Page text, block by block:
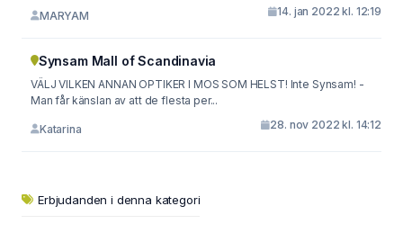
MARYAM 14. jan 2022 kl. 12:19
Synsam Mall of Scandinavia
VÄLJ VILKEN ANNAN OPTIKER I MOS SOM HELST! Inte Synsam! -
Man får känslan av att de flesta per...
Katarina 28. nov 2022 kl. 14:12
Erbjudanden i denna kategori